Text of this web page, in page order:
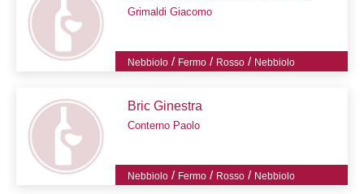
Grimaldi Giacomo
Nebbiolo / Fermo / Rosso / Nebbiolo
Bric Ginestra
Conterno Paolo
Nebbiolo / Fermo / Rosso / Nebbiolo